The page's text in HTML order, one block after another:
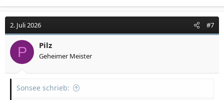
a
t
i
o
n
2. Juli 2026 #7
P Pilz
Geheimer Meister
Sonsee schrieb: